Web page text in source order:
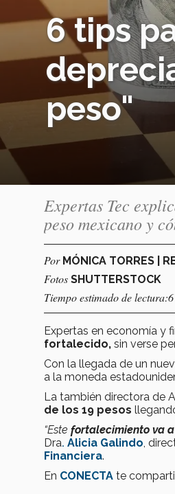
6 tips
peso"
Expertas Tec
peso mexicano y
Por MÓNICA TORRES |
Fotos SHUTTERSTOCK
Tiempo estimado de
Expertas en economía y
fortalecido, sin verse
Con la llegada de un
a la moneda
La también directora de
de los 19 pesos
“Este fortalecimiento va
Dra. Alicia Galindo ,
Financiera.
En CONECTA te